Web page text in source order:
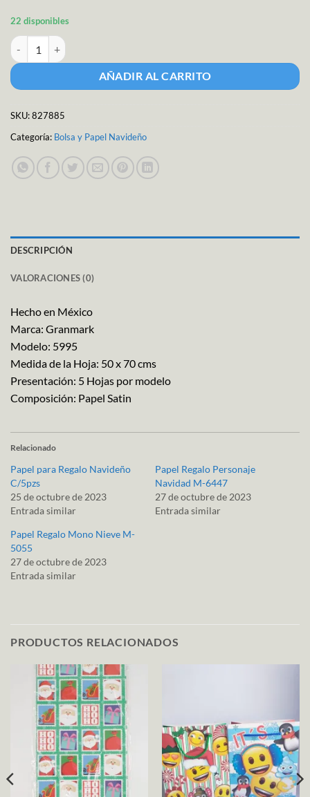
22 disponibles
Papel Regalo Estrellas M-5995 cantidad
AÑADIR AL CARRITO
SKU:827885
Categoría: Bolsa y Papel Navideño
DESCRIPCIÓN
VALORACIONES (0)
Hecho en México
Marca: Granmark
Modelo: 5995
Medida de la Hoja: 50 x 70 cms
Presentación: 5 Hojas por modelo
Composición: Papel Satin
Relacionado
Papel para Regalo Navideño
C/5pzs
25 de octubre de 2023
Entrada similar
Papel Regalo Personaje
Navidad M-6447
27 de octubre de 2023
Entrada similar
Papel Regalo Mono Nieve M-
5055
27 de octubre de 2023
Entrada similar
PRODUCTOS RELACIONADOS